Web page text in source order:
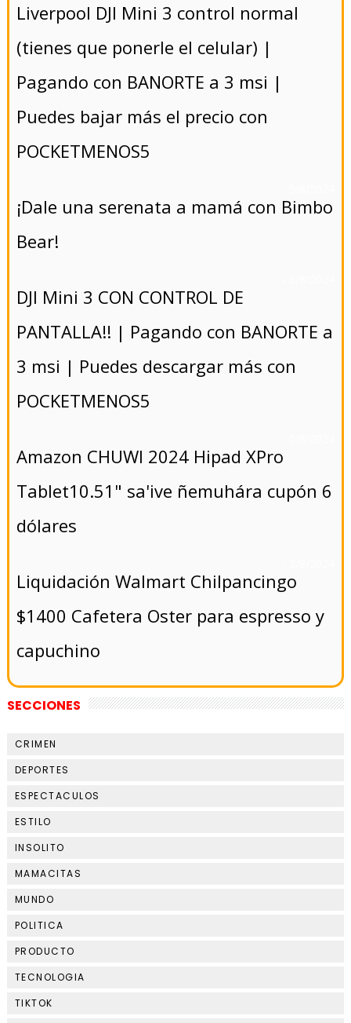
Liverpool DJI Mini 3 control normal
(tienes que ponerle el celular) |
Pagando con BANORTE a 3 msi |
Puedes bajar más el precio con
POCKETMENOS5
¡Dale una serenata a mamá con Bimbo
Bear!
DJI Mini 3 CON CONTROL DE
PANTALLA!! | Pagando con BANORTE a
3 msi | Puedes descargar más con
POCKETMENOS5
Amazon CHUWI 2024 Hipad XPro
Tablet10.51" sa'ive ñemuhára cupón 6
dólares
Liquidación Walmart Chilpancingo
$1400 Cafetera Oster para espresso y
capuchino
SECCIONES
CRIMEN
DEPORTES
ESPECTACULOS
ESTILO
INSOLITO
MAMACITAS
MUNDO
POLITICA
PRODUCTO
TECNOLOGIA
TIKTOK